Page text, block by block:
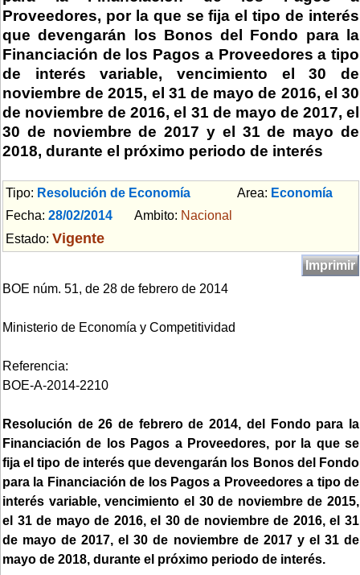
Proveedores, por la que se fija el tipo de interés
que devengarán los Bonos del Fondo para la
Financiación de los Pagos a Proveedores a tipo
de interés variable, vencimiento el 30 de
noviembre de 2015, el 31 de mayo de 2016, el 30
de noviembre de 2016, el 31 de mayo de 2017, el
30 de noviembre de 2017 y el 31 de mayo de
2018, durante el próximo periodo de interés
Tipo: Resolución de Economía Area: Economía
Fecha: 28/02/2014 Ambito: Nacional
Estado: Vigente
Imprimir
BOE núm. 51, de 28 de febrero de 2014
Ministerio de Economía y Competitividad
Referencia:
BOE-A-2014-2210
Resolución de 26 de febrero de 2014, del Fondo para la
Financiación de los Pagos a Proveedores, por la que se
fija el tipo de interés que devengarán los Bonos del Fondo
para la Financiación de los Pagos a Proveedores a tipo de
interés variable, vencimiento el 30 de noviembre de 2015,
el 31 de mayo de 2016, el 30 de noviembre de 2016, el 31
de mayo de 2017, el 30 de noviembre de 2017 y el 31 de
mayo de 2018, durante el próximo periodo de interés.